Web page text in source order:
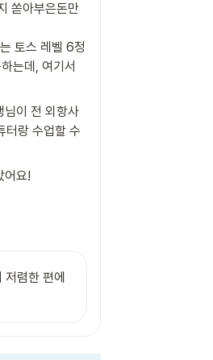
쏟아부은돈만
토스 레벨 6정
는데, 여기서
님이 전 외항사
터랑 수업할 수
어요!
렴한 편에